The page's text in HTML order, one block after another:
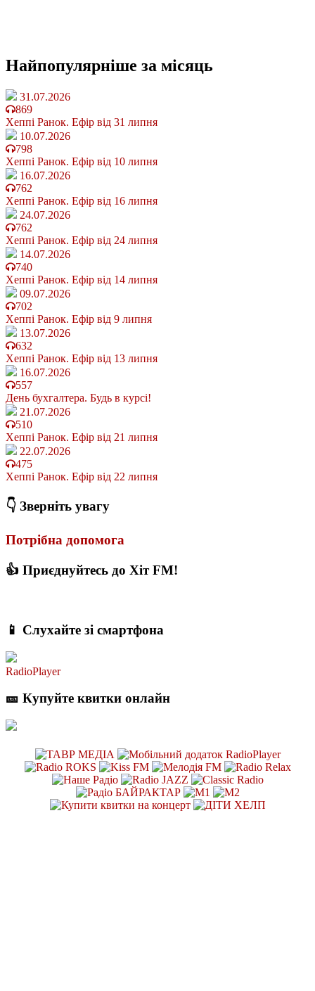
Найпопулярніше за місяць
31.07.2026
869
Хеппі Ранок. Ефір від 31 липня
10.07.2026
798
Хеппі Ранок. Ефір від 10 липня
16.07.2026
762
Хеппі Ранок. Ефір від 16 липня
24.07.2026
762
Хеппі Ранок. Ефір від 24 липня
14.07.2026
740
Хеппі Ранок. Ефір від 14 липня
09.07.2026
702
Хеппі Ранок. Ефір від 9 липня
13.07.2026
632
Хеппі Ранок. Ефір від 13 липня
16.07.2026
557
День бухгалтера. Будь в курсі!
21.07.2026
510
Хеппі Ранок. Ефір від 21 липня
22.07.2026
475
Хеппі Ранок. Ефір від 22 липня
👇 Зверніть увагу
Потрібна допомога
👍 Приєднуйтесь до Хіт FM!
📱 Слухайте зі смартфона
RadioPlayer
🎫 Купуйте квитки онлайн